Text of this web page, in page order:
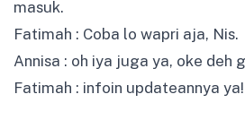
masuk.
Fatimah : Coba lo wapri aja, Nis.
Annisa : oh iya juga ya, oke deh
Fatimah : infoin updateannya ya!